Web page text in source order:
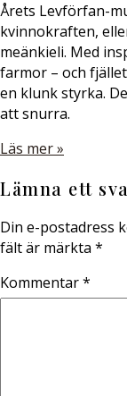
Årets Levförfan-
kvinnokraften,
meänkieli. Med
farmor – och
en klunk styrka.
att snurra.
Läs mer »
Lämna ett
Din e-postadress
fält är märkta *
Kommentar*